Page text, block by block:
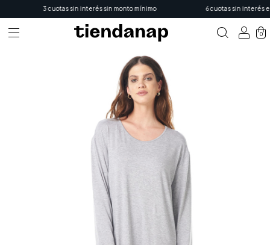
3 cuotas sin interés sin monto mínimo 6 cuotas sin interés en
0